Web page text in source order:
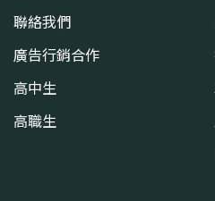
聯絡我們
廣告行銷合作
高中生
高職生